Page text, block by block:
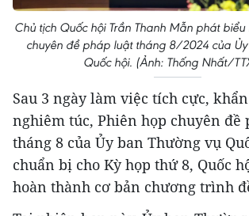
Chủ tịch Quốc hội Trần Thanh Mẫn phát
chuyên đề pháp luật tháng 8/2024 của
Quốc hội. (Ảnh: Thống Nhất/
Sau 3 ngày làm việc tích cực,
nghiêm túc, Phiên họp chuyên đề
tháng 8 của Ủy ban Thường vụ
chuẩn bị cho Kỳ họp thứ 8, Quốc
hoàn thành cơ bản chương trình